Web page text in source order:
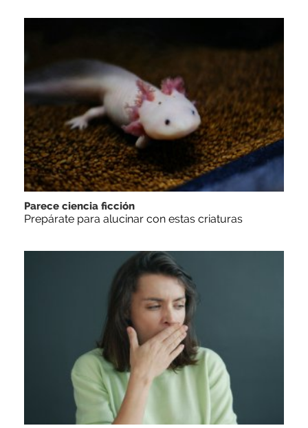
Parece ciencia ficción
Prepárate para alucinar con estas criaturas